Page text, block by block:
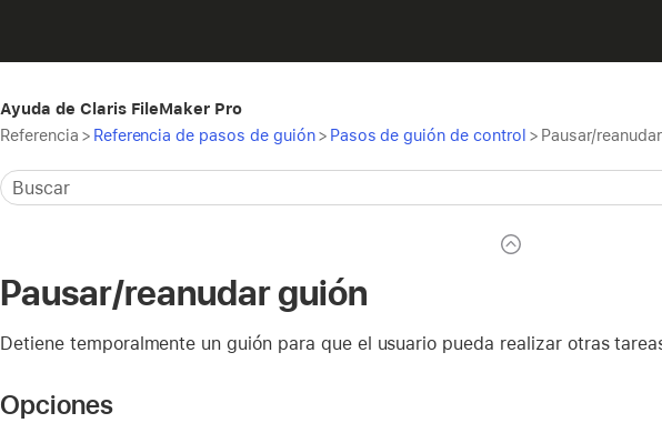
Ayuda de Claris FileMaker Pro
Referencia > Referencia de pasos de guión> Pasos de guión de control > Pausar/
Pausar/reanudar guión
Detiene temporalmente un guión para que el usuario pueda realizar otras
Opciones